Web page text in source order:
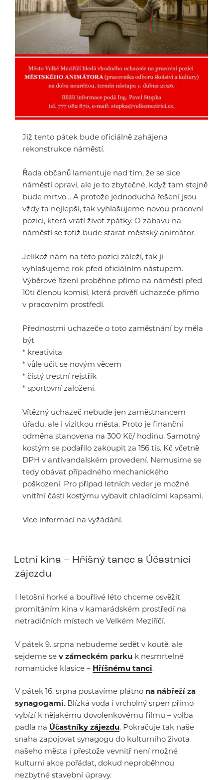
Již tento pátek bude oficiálně zahájena
rekonstrukce náměstí.
Řada občanů lamentuje nad tím, že se sice
náměstí opraví, ale je to zbytečné, když tam stejně
bude mrtvo… A protože jednoduchá řešení jsou
vždy ta nejlepší, tak vyhlašujeme novou pracovní
pozici, která vrátí život zpátky. O zábavu na
náměstí se totiž bude starat městský animátor.
Jelikož nám na této pozici záleží, tak ji
vyhlašujeme rok před oficiálním nástupem.
Výběrové řízení proběhne přímo na náměstí před
10ti členou komisí, která prověří uchazeče přímo
v pracovním prostředí.
Přednostmi uchazeče o toto zaměstnání by měla
být
* kreativita
* vůle učit se novým věcem
* čistý trestní rejstřík
* sportovní založení.
Vítězný uchazeč nebude jen zaměstnancem
úřadu, ale i vizitkou města. Proto je finanční
odměna stanovena na 300 Kč/ hodinu. Samotný
kostým se podařilo zakoupit za 156 tis. Kč včetně
DPH v antivandalském provedení. Nemusíme se
tedy obávat případného mechanického
poškození. Pro případ letních veder je možné
vnitřní části kostýmu vybavit chladícími kapsami.
Více informací na vyžádání.
Letní kina – Hříšný tanec a Účastníci
zájezdu
I letošní horké a bouřlivé léto chceme osvěžit
promítáním kina v kamarádském prostředí na
netradičních místech ve Velkém Meziříčí.
V pátek 9. srpna nebudeme sedět v koutě, ale
sejdeme se v zámeckém parku k nesmrtelné
romantické klasice – Hříšnému tanci.
V pátek 16. srpna postavíme plátno na nábřeží za
synagogami. Blízká voda i vrcholný srpen přímo
vybízí k nějakému dovolenkovému filmu – volba
padla na Účastníky zájezdu. Pokračuje tak naše
snaha zapojovat synagogu do kulturního života
našeho města i přestože vevnitř není možné
kulturní akce pořádat, dokud neproběhnou
nezbytné stavební úpravy.